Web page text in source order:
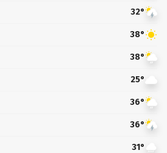
32°
38°
38°
25°
36°
36°
31°